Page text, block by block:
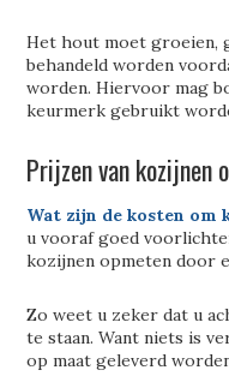
Het hout moet groeien,
behandeld worden
worden. Hiervoor mag
keurmerk gebruikt
Prijzen van kozijnen
Wat zijn de kosten om
u vooraf goed
kozijnen opmeten door
Zo weet u zeker dat u
te staan. Want niets is
op maat geleverd